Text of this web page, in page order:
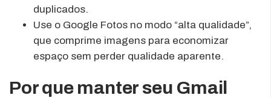
duplicados.
Use o Google Fotos no modo “alta qualidade”,
que comprime imagens para economizar
espaço sem perder qualidade aparente.
Por que manter seu Gmail